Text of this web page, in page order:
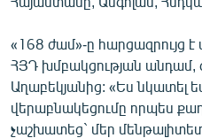
«168 ժամ»-ը հարցազրույց է
ՀՅԴ խմբակցության անդամ,
Աղաբեկյանից: «Ես նկատել
վերաբնակեցումը որպես
չաշխատեց` մեր